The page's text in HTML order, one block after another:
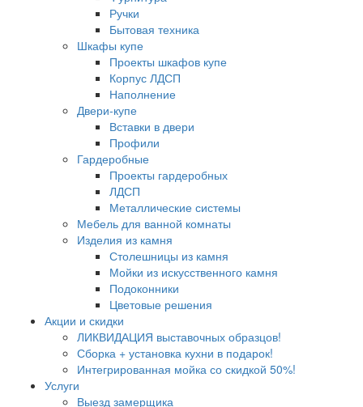
Ручки
Бытовая техника
Шкафы купе
Проекты шкафов купе
Корпус ЛДСП
Наполнение
Двери-купе
Вставки в двери
Профили
Гардеробные
Проекты гардеробных
ЛДСП
Металлические системы
Мебель для ванной комнаты
Изделия из камня
Столешницы из камня
Мойки из искусственного камня
Подоконники
Цветовые решения
Акции и скидки
ЛИКВИДАЦИЯ выставочных образцов!
Сборка + установка кухни в подарок!
Интегрированная мойка со скидкой 50%!
Услуги
Выезд замерщика